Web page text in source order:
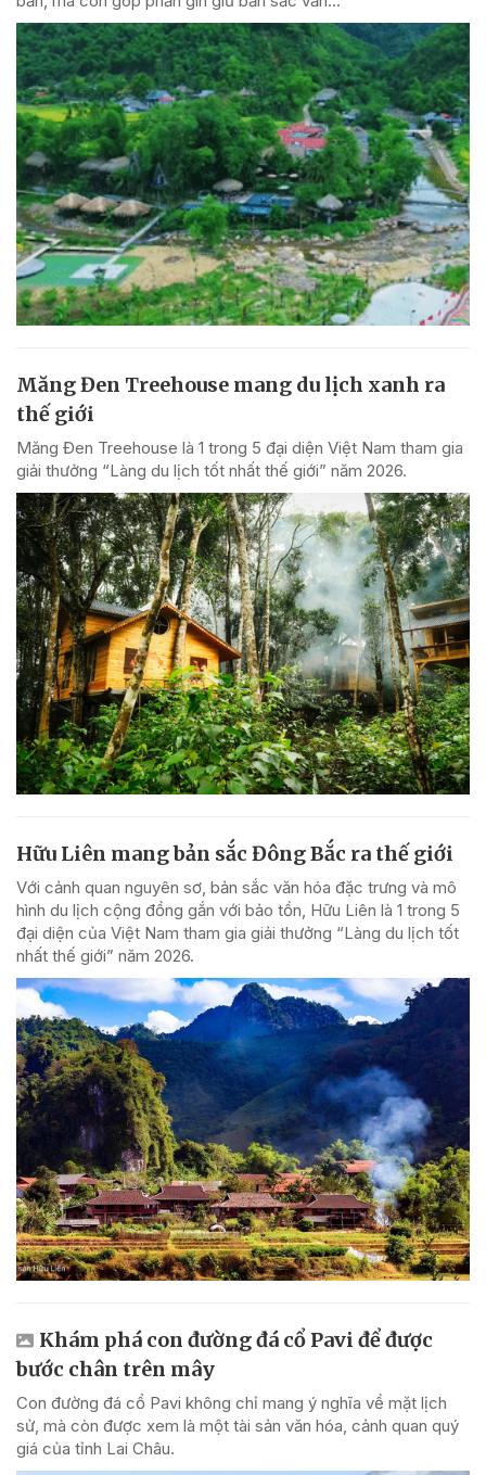
Măng Đen Treehouse mang du lịch xanh ra
thế giới
Măng Đen Treehouse là 1 trong 5 đại diện Việt Nam tham gia
giải thưởng “Làng du lịch tốt nhất thế giới” năm 2026.
Hữu Liên mang bản sắc Đông Bắc ra thế giới
Với cảnh quan nguyên sơ, bản sắc văn hóa đặc trưng và mô
hình du lịch cộng đồng gắn với bảo tồn, Hữu Liên là 1 trong 5
đại diện của Việt Nam tham gia giải thưởng “Làng du lịch tốt
nhất thế giới” năm 2026.
Khám phá con đường đá cổ Pavi để được
bước chân trên mây
Con đường đá cổ Pavi không chỉ mang ý nghĩa về mặt lịch
sử, mà còn được xem là một tài sản văn hóa, cảnh quan quý
giá của tỉnh Lai Châu.